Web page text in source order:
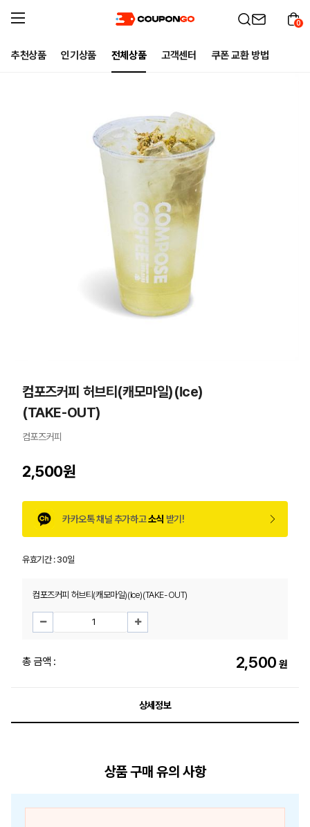
추천상품 인기상품 전체상품 고객센터 쿠폰 교환 방법
0
컴포즈커피 허브티(캐모마일)(Ice)
(TAKE-OUT)
컴포즈커피
2,500원
카카오톡 채널 추가하고소식 받기!
유효기간 :30일
컴포즈커피 허브티(캐모마일)(Ice)(TAKE-OUT)
총 금액 : 2,500 원
상세정보
상품 구매 유의 사항